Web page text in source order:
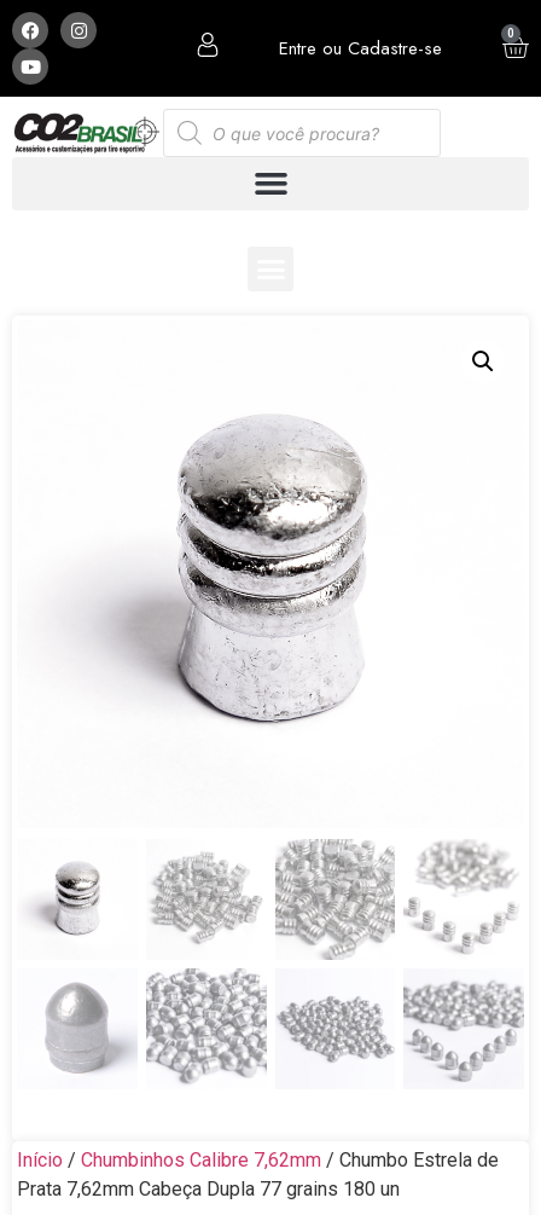
Entre ou Cadastre-se
0
Início / Chumbinhos Calibre 7,62mm / Chumbo Estrela de
Prata 7,62mm Cabeça Dupla 77 grains 180 un